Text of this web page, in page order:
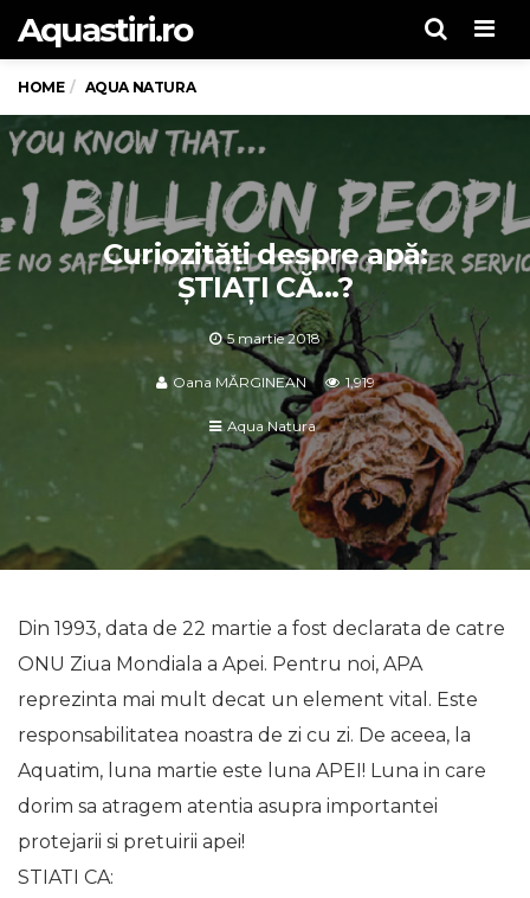
Aquastiri.ro
HOME AQUA NATURA
Curiozități despre apă:
ȘTIAȚI CĂ...?
5 martie 2018
Oana MĂRGINEAN 1,919
Aqua Natura
Din 1993, data de 22 martie a fost declarata de catre
ONU Ziua Mondiala a Apei. Pentru noi, APA
reprezinta mai mult decat un element vital. Este
responsabilitatea noastra de zi cu zi. De aceea, la
Aquatim, luna martie este luna APEI! Luna in care
dorim sa atragem atentia asupra importantei
protejarii si pretuirii apei!
STIATI CA: